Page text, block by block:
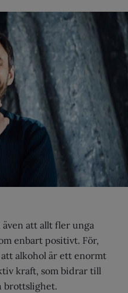
även att allt fler unga
enbart positivt. För,
alkohol är ett enormt
kraft, som bidrar till
brottslighet.